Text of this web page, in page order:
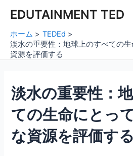
EDUTAINMENT TED
ホーム
TEDEd
淡水の重要性：地球上のすべての
資源を評価する
淡水の重要性：
ての生命にとっ
な資源を評価する
navigation